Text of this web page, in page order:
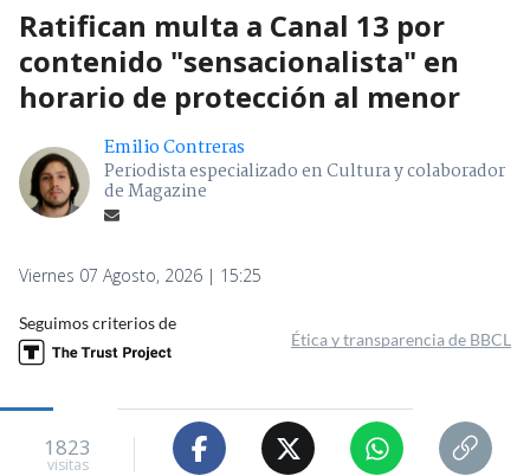
Ratifican multa a Canal 13 por
contenido "sensacionalista" en
horario de protección al menor
Emilio Contreras
Periodista especializado en Cultura y colaborador
de Magazine
Viernes 07 Agosto, 2026 | 15:25
Seguimos criterios de
Ética y transparencia de BBCL
1823
visitas